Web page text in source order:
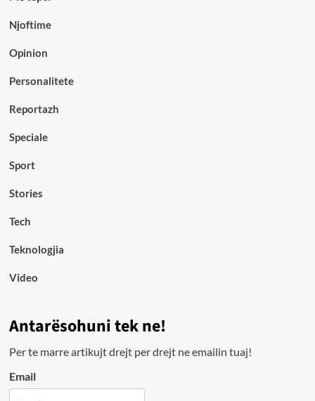
Njoftime
Opinion
Personalitete
Reportazh
Speciale
Sport
Stories
Tech
Teknologjia
Video
Antarësohuni tek ne!
Per te marre artikujt drejt per drejt ne emailin tuaj!
Email